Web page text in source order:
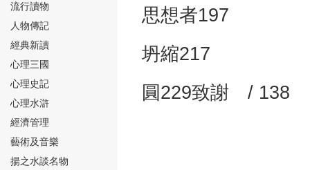
⑭
⑮
流行讀物
人物傳記
經典新讀
心理三國
心理史記
心理水滸
經濟管理
藝術及音樂
揚之水談名物
思想者197
坍縮217
圓229致謝 / 138